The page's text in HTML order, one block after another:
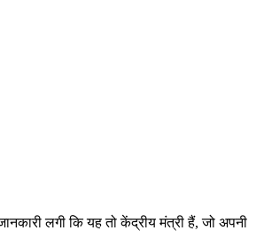
लगी कि यह तो केंद्रीय मंत्री हैं, जो अपनी